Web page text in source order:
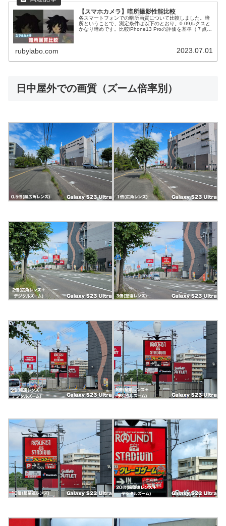
【スマホカメラ】暗所撮影性能比較
各スマートフォンでの暗所画質について比較しました。暗
所ということで、測定条件は以下のとおり。0.09ルクスと
かなり暗めです。比較iPhone13 Proの評価を基準（７点）
rubylabo.com 2023.07.01
日中屋外での画質（ズーム倍率別）